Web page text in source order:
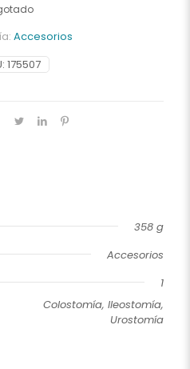
175507
Accesorios
358 g
Accesorios
1
Colostomía, Ileostomía,
Urostomía